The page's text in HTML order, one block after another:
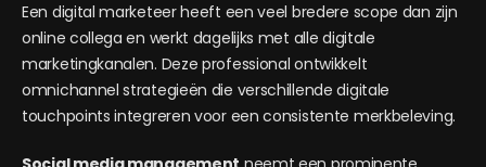
Een digital marketeer heeft een veel bredere scope dan zijn
online collega en werkt dagelijks met alle digitale
marketingkanalen. Deze professional ontwikkelt
omnichannel strategieën die verschillende digitale
touchpoints integreren voor een consistente merkbeleving.